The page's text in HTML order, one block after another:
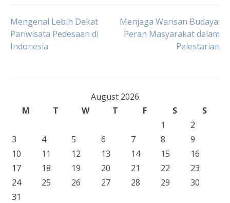
Post
navigation
Mengenal Lebih Dekat
Pariwisata Pedesaan di
Indonesia
Menjaga Warisan Budaya:
Peran Masyarakat dalam
Pelestarian
August 2026
M
T W T F S
S
1
2
3
4 5 6 7 8
9
10
11 12 13 14 15
16
17
18 19 20 21 22
23
24
25 26 27 28 29
30
31